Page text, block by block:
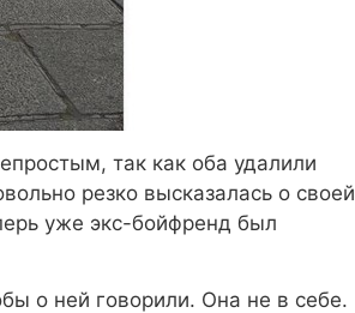
так как оба удалили
резко высказалась о своей
уже экс-бойфренд был
о ней говорили. Она не в себе.